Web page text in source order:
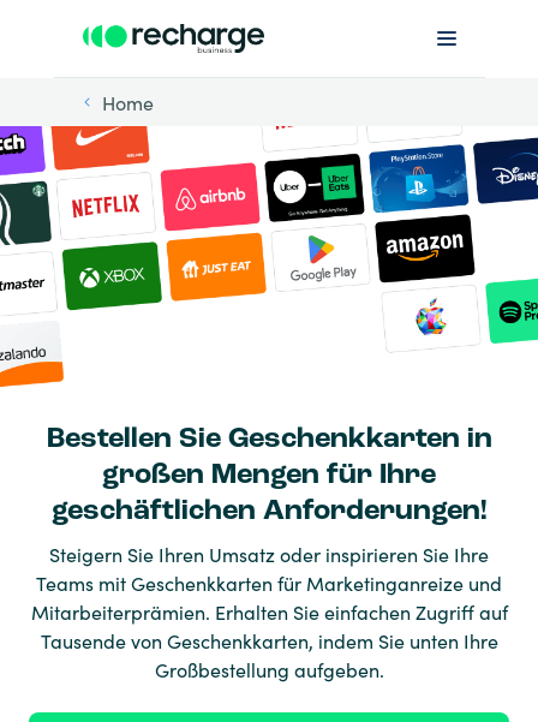
Home
Bestellen Sie Geschenkkarten in
großen Mengen für Ihre
geschäftlichen Anforderungen!
Steigern Sie Ihren Umsatz oder inspirieren Sie Ihre
Teams mit Geschenkkarten für Marketinganreize und
Mitarbeiterprämien. Erhalten Sie einfachen Zugriff auf
Tausende von Geschenkkarten, indem Sie unten Ihre
Großbestellung aufgeben.